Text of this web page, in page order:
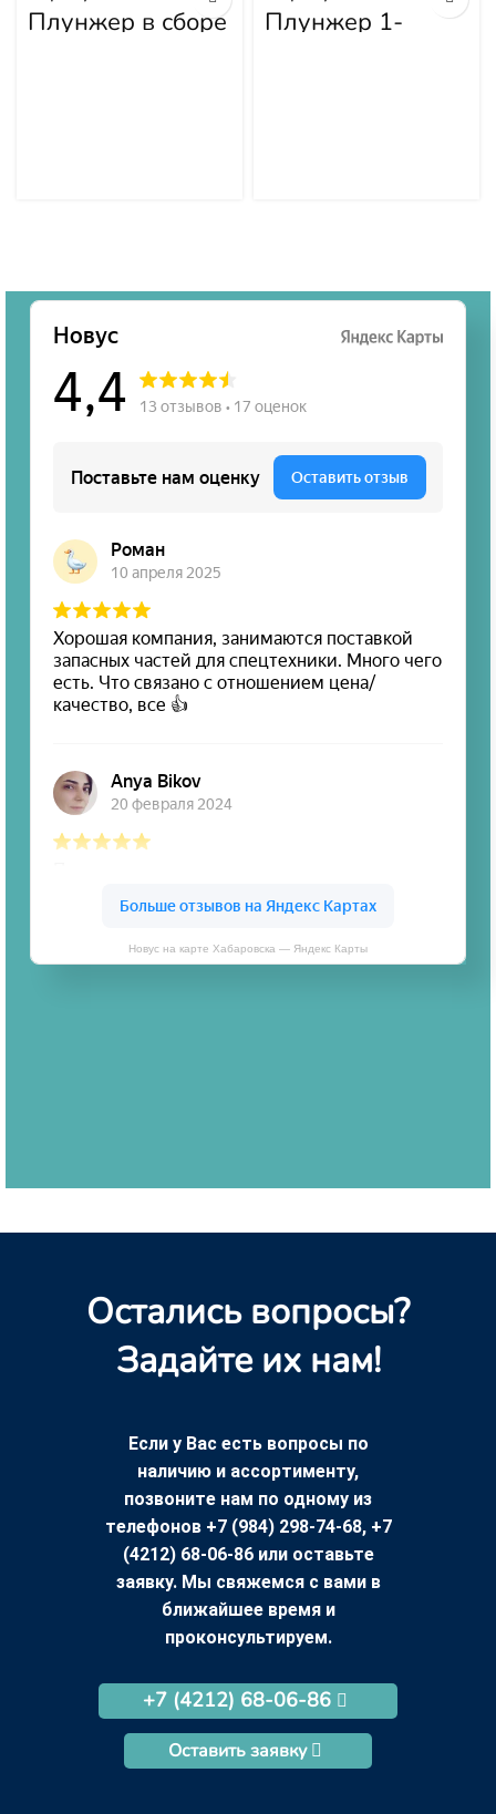
Плунжер в сборе
DK134153-3520
Плунжер 1-
15631-101-0
Новус на карте Хабаровска — Яндекс Карты
Остались вопросы?
Задайте их нам!
Если у Вас есть вопросы по
наличию и ассортименту,
позвоните нам по одному из
телефонов +7 (984) 298-74-68, +7
(4212) 68-06-86 или оставьте
заявку. Мы свяжемся с вами в
ближайшее время и
проконсультируем.
+7 (4212) 68-06-86
Оставить заявку